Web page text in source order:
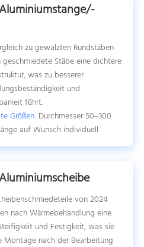
zu gewalzten Rundstäben
geschmiedete Stäbe eine dichtere
was zu besserer
und
führt.
Größen: Durchmesser 50–300
auf Wunsch individuell.
von 2024
nach Wärmebehandlung eine
und Festigkeit, was sie
Montage nach der Bearbeitung